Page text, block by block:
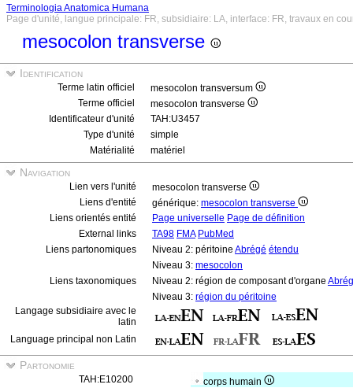
Terminologia Anatomica Humana
Page d'unité, langue principale: FR, subsidiaire: LA, interface: FR, travaux en
mesocolon transverse
Identification
Terme latin officiel
mesocolon transversum
Terme officiel
mesocolon transverse
Identificateur d'unité
TAH:U3457
Type d'unité
simple
Matérialité
matériel
Navigation
Lien vers l'unité
mesocolon transverse
Liens d'entité
générique: mesocolon transverse
Liens orientés entité
Page universelle Page de définition
External links
TA98 FMA PubMed
Liens partonomiques
Niveau 2: péritoine Abrégé étendu
Niveau 3: mesocolon
Liens taxonomiques
Niveau 2: région de composant d'organe
Niveau 3: région du péritoine
Langage subsidiaire avec le
latin
Language principal non Latin
Partonomie
TAH:E10200
corps humain